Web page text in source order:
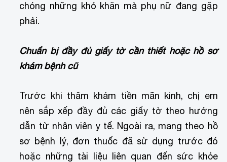
chóng những khó khăn mà phụ nữ đang gặp
phải.
Chuẩn bị đầy đủ giấy tờ cần thiết hoặc hồ sơ
khám bệnh cũ
Trước khi thăm khám tiền mãn kinh, chị em
nên sắp xếp đầy đủ các giấy tờ theo hướng
dẫn từ nhân viên y tế. Ngoài ra, mang theo hồ
sơ bệnh lý, đơn thuốc đã sử dụng trước đó
hoặc những tài liệu liên quan đến sức khỏe